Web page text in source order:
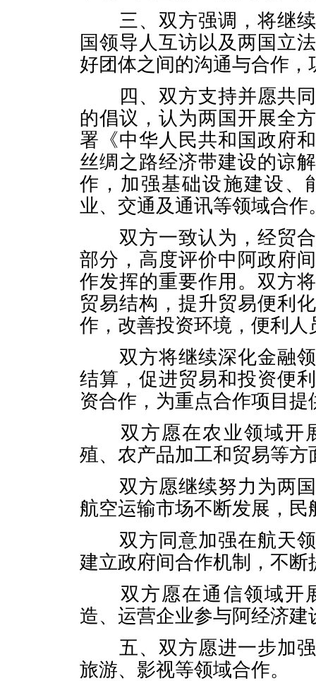
三、双方强调，将继续
国领导人互访以及两国立
好团体之间的沟通与合作
四、双方支持并愿共同
的倡议，认为两国开展全
署《中华人民共和国政府
丝绸之路经济带建设的谅
作，加强基础设施建设、
业、交通及通讯等领域合作
双方一致认为，经贸合
部分，高度评价中阿政府
作发挥的重要作用。双方
贸易结构，提升贸易便利
作，改善投资环境，便利
双方将继续深化金融领
结算，促进贸易和投资便
资合作，为重点合作项目提
双方愿在农业领域开
殖、农产品加工和贸易等方
双方愿继续努力为两国
航空运输市场不断发展，民
双方同意加强在航天领
建立政府间合作机制，不断
双方愿在通信领域开
造、运营企业参与阿经济建
五、双方愿进一步加强
旅游、影视等领域合作。